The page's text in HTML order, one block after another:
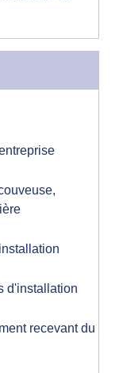
d'installation
recevant du